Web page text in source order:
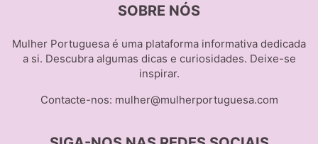
SOBRE NÓS
Mulher Portuguesa é uma plataforma informativa dedicada
a si. Descubra algumas dicas e curiosidades. Deixe-se
inspirar.
Contacte-nos: mulher@mulherportuguesa.com